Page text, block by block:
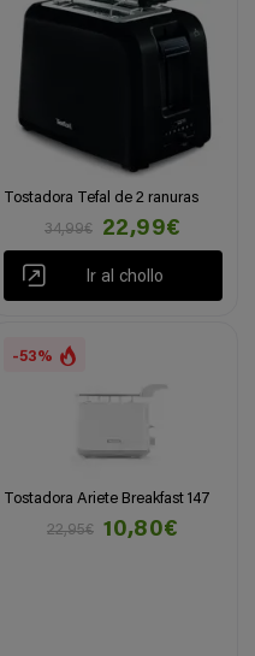
Tostadora Tefal de 2 ranuras
34,99€
22,99€
Ir al chollo
-53%
Tostadora Ariete Breakfast 147
22,95€
10,80€